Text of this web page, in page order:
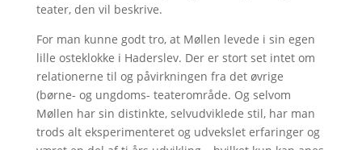
teater, den vil beskrive.
For man kunne godt tro, at Møllen levede i sin egen
lille osteklokke i Haderslev. Der er stort set intet om
relationerne til og påvirkningen fra det øvrige
(børne- og ungdoms- teaterområde. Og selvom
Møllen har sin distinkte, selvudviklede stil, har man
trods alt eksperimenteret og udvekslet erfaringer og